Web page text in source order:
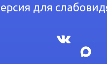
для